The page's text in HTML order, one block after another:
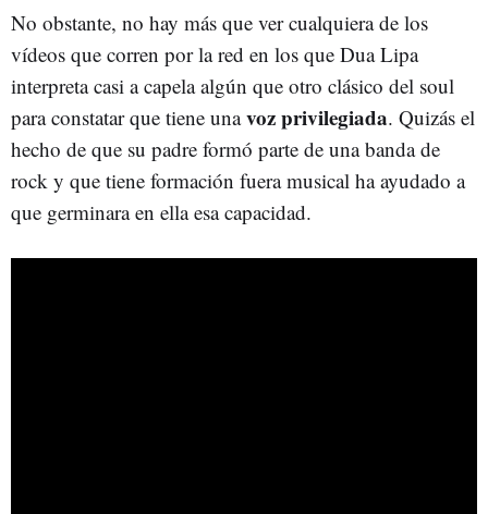
No obstante, no hay más que ver cualquiera de los
vídeos que corren por la red en los que Dua Lipa
interpreta casi a capela algún que otro clásico del soul
para constatar que tiene unavoz privilegiada. Quizás el
hecho de que su padre formó parte de una banda de
rock y que tiene formación fuera musical ha ayudado a
que germinara en ella esa capacidad.